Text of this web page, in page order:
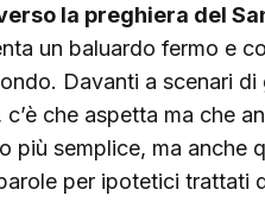
la preghiera del
un baluardo fermo e
Davanti a scenari
che aspetta ma che
più semplice, ma anche
per ipotetici trattati